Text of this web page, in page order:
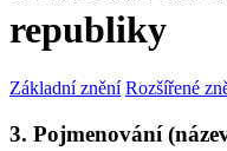
republiky
Základní znění Rozšířené
3. Pojmenování